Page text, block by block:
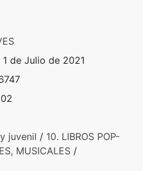
1 de Julio de 2021
02
juvenil / 10. LIBROS POP-
MUSICALES /